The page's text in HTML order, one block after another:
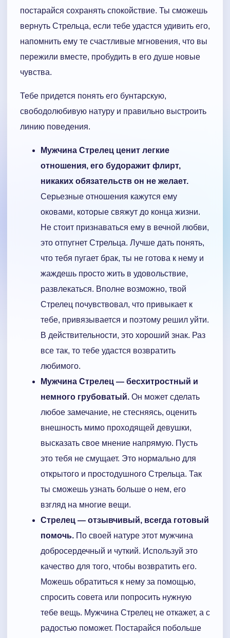
постарайся сохранять спокойствие. Ты сможешь
вернуть Стрельца, если тебе удастся удивить его,
напомнить ему те счастливые мгновения, что вы
пережили вместе, пробудить в его душе новые
чувства.
Тебе придется понять его бунтарскую,
свободолюбивую натуру и правильно выстроить
линию поведения.
Мужчина Стрелец ценит легкие
отношения, его будоражит флирт,
никаких обязательств он не желает.
Серьезные отношения кажутся ему
оковами, которые свяжут до конца жизни.
Не стоит признаваться ему в вечной любви,
это отпугнет Стрельца. Лучше дать понять,
что тебя пугает брак, ты не готова к нему и
жаждешь просто жить в удовольствие,
развлекаться. Вполне возможно, твой
Стрелец почувствовал, что привыкает к
тебе, привязывается и поэтому решил уйти.
В действительности, это хороший знак. Раз
все так, то тебе удастся возвратить
любимого.
Мужчина Стрелец — бесхитростный и
немного грубоватый. Он может сделать
любое замечание, не стесняясь, оценить
внешность мимо проходящей девушки,
высказать свое мнение напрямую. Пусть
это тебя не смущает. Это нормально для
открытого и простодушного Стрельца. Так
ты сможешь узнать больше о нем, его
взгляд на многие вещи.
Стрелец — отзывчивый, всегда готовый
помочь. По своей натуре этот мужчина
добросердечный и чуткий. Используй это
качество для того, чтобы возвратить его.
Можешь обратиться к нему за помощью,
спросить совета или попросить нужную
тебе вещь. Мужчина Стрелец не откажет, а с
радостью поможет. Постарайся побольше